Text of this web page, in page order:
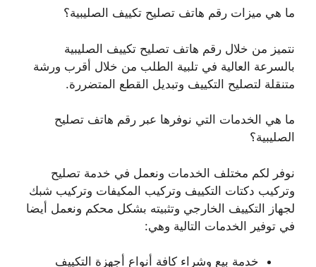
ما هي ميزات رقم هاتف تصليح تكييف الصليبية؟
نتميز من خلال رقم هاتف تصليح تكييف الصليبية
بالسرعة العالية في تلبية الطلب من خلال أقرب ورشة
متنقلة لتصليح التكييف وتبديل القطع المتضررة.
ما هي الخدمات التي نوفرها عبر رقم هاتف تصليح
الصليبية؟
نوفر لكم مختلف الخدمات ونعمل في خدمة تصليح
وتركيب دكتات التكييف وتركيب المكيفات وتركيب شبك
لجهاز التكييف الخارجي وتثبيته بشكل محكم ونعمل أيضا
في توفير الخدمات التالية وهي:
خدمة بيع وشراء كافة أنواع أجهزة التكييف